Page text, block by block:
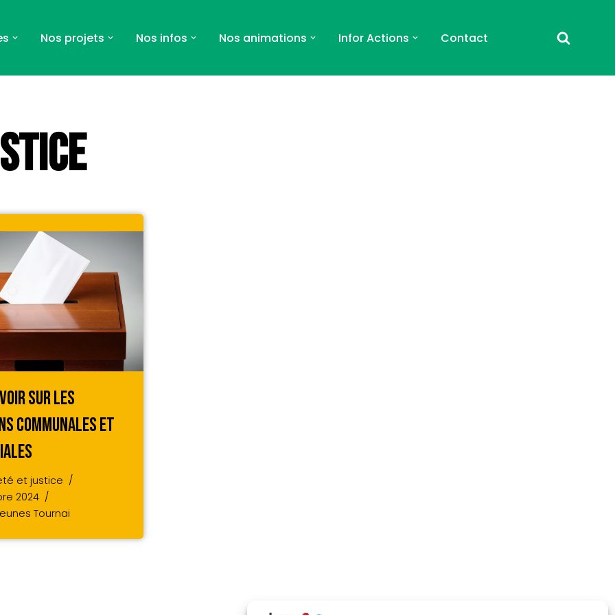
Nos projets Nos infos Nos animations Infor Actions Contact
Sur Les
Communales Et
et justice
2024
Tournai